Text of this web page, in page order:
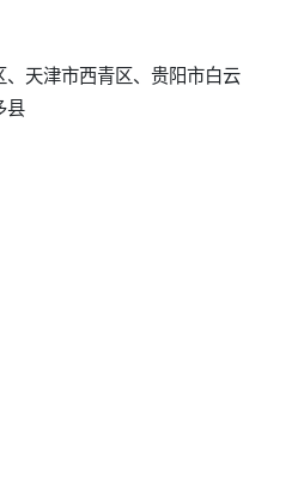
天津市西青区、贵阳市白云
县